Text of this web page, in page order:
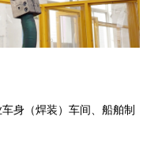
身（焊装）车间、船舶制